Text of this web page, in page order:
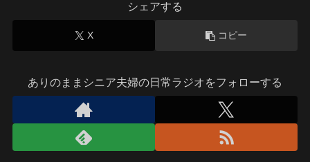
シェアする
X コピー
ありのままシニア夫婦の日常ラジオをフォローする